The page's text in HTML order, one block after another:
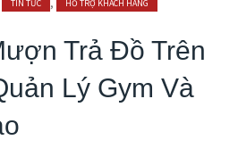
TIN TỨC HỖ TRỢ KHÁCH HÀNG
Trả Đồ Trên
Lý Gym Và